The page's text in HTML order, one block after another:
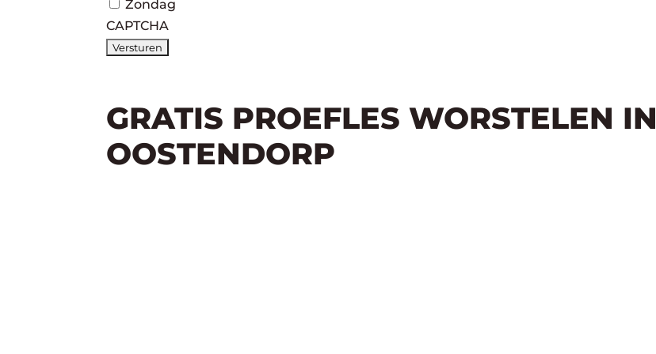
Zondag
CAPTCHA
GRATIS PROEFLES WORSTELEN IN
OOSTENDORP